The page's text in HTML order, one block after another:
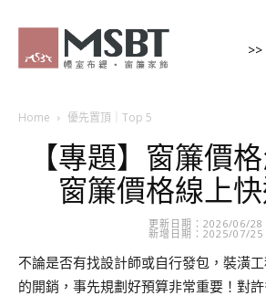
Home 優先置頂｜Top 5
【專題】窗簾價
窗簾價格線上
更新日期：2026/06/28
新增日期：2025/07/25
不論是否有找設計師或自行發包，裝潢
的開銷，事先規劃好預算非常重要！對